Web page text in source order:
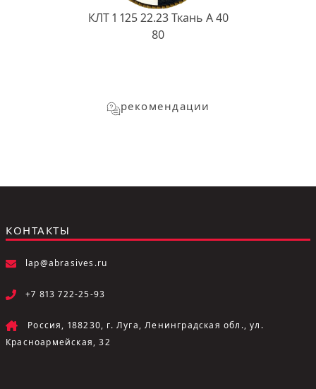
КЛТ 1 125 22.23 Ткань A 40
80
рекомендации
КОНТАКТЫ
lap@abrasives.ru
+7 813 722-25-93
Россия, 188230, г. Луга, Ленинградская обл., ул.
Красноармейская, 32